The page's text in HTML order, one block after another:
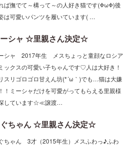
は可愛いパンツを履いています( …
シャ 2017年生 メスちょっと童顔なロシア
ックスの可愛い子ちゃんです♡人は大好き！
スリゴロゴロ甘えん坊(*´ω｀)でも…猫は大嫌
！ミーシャだけを可愛がってもらえる里親様
しています☆≪譲渡…
ちゃん 3才（2015年生）メスふわっ♪ふわ
わり～ん♪柔らかい毛並みがご自慢の女の子